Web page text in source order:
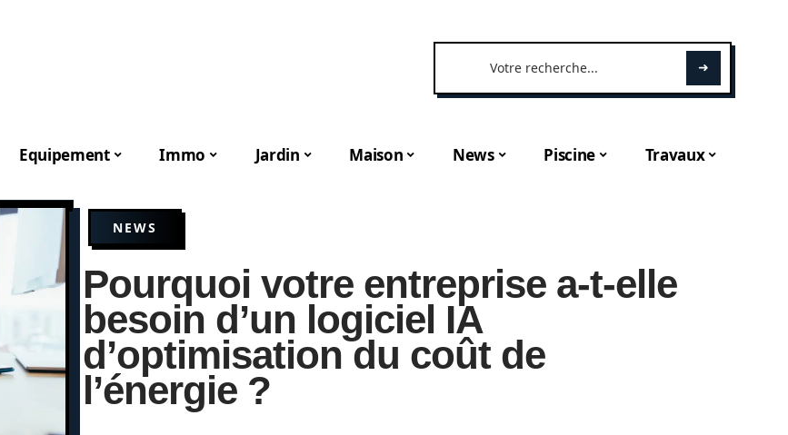
Equipement Immo Jardin Maison News Piscine Travaux
NEWS
Pourquoi votre entreprise a-t-elle
besoin d’un logiciel IA
d’optimisation du coût de
l’énergie ?